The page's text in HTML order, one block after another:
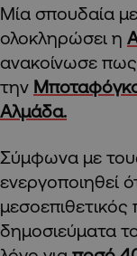
Μία σπουδαία
ολοκληρώσει η
ανακοίνωσε
την
Αλμάδα.
Σύμφωνα με
ενεργοποιηθεί
μεσοεπιθετικός
δημοσιεύματα